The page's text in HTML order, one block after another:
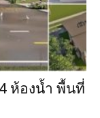
ห้องน้ำ พื้นที่